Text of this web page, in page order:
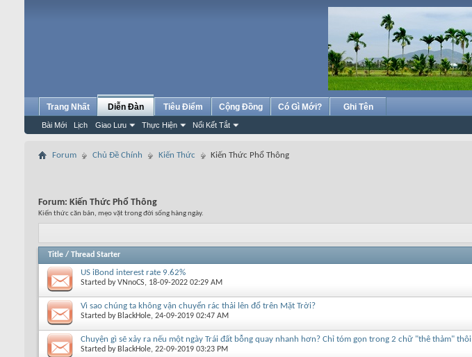
Trang Nhất Diễn Đàn
Bài Mới Lịch Giao Lưu Thực Hiện Nối Kết Tắt
Tiêu Điểm Cộng Đồng Có Gì Mới? Ghi Tên
Forum Chủ Đề Chính Kiến Thức Kiến Thức Phổ Thông
Forum: Kiến Thức Phổ Thông
Kiến thức căn bản, mẹo vặt trong đời sống hàng ngày.
Title / Thread Starter
US iBond interest rate 9.62%
Started byVNnoCS, 18-09-2022 02:29 AM
Vì sao chúng ta không vận chuyển rác thải lên đổ trên Mặt Trời?
Started by BlackHole, 24-09-2019 02:47 AM
Chuyện gì sẽ xảy ra nếu một ngày Trái đất bỗng quay nhanh hơn? Chỉ tóm gọn trong 2 chữ "thê thảm" thôi
Started by BlackHole, 22-09-2019 03:23 PM